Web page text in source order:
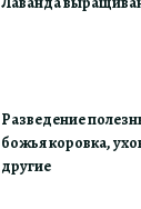
Разведение
божья коровка,
другие